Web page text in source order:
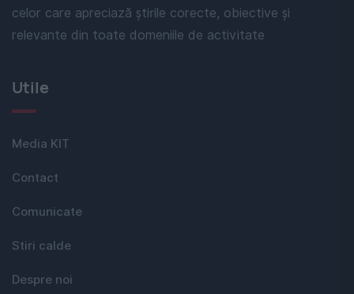
celor care apreciază știrile corecte, obiective și
relevante din toate domeniile de activitate
Utile
Media KIT
Contact
Comunicate
Stiri calde
Despre noi